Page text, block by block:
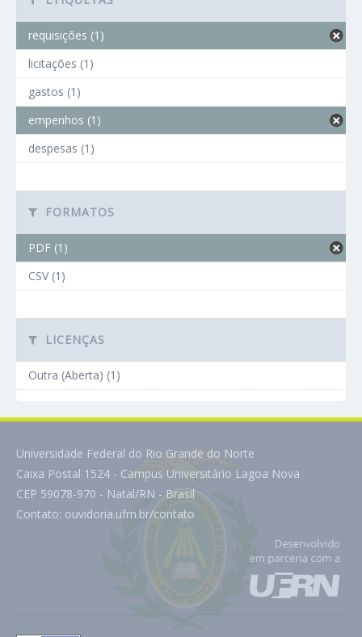
requisições (1)
licitações (1)
gastos (1)
empenhos (1)
despesas (1)
FORMATOS
PDF (1)
CSV (1)
LICENÇAS
Outra (Aberta) (1)
Universidade Federal do Rio Grande do Norte
Caixa Postal 1524 - Campus Universitário Lagoa Nova
CEP 59078-970 - Natal/RN - Brasil
Contato: ouvidoria.ufrn.br/contato